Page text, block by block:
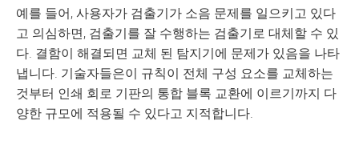
예를 들어, 사용자가 검출기가 소음 문제를 일으키고 있다
고 의심하면, 검출기를 잘 수행하는 검출기로 대체할 수 있
다. 결함이 해결되면 교체 된 탐지기에 문제가 있음을 나타
냅니다. 기술자들은이 규칙이 전체 구성 요소를 교체하는
것부터 인쇄 회로 기판의 통합 블록 교환에 이르기까지 다
양한 규모에 적용될 수 있다고 지적합니다.